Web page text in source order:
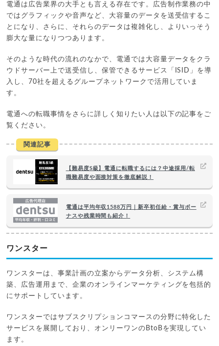
電通は広告業界の大手とも言える存在です。広告制作業務の中
ではグラフィックや音声など、大容量のデータを送受信するこ
とになり、さらに、それらのデータは複雑化し、よりいっそう
膨大な量になりつつあります。
そのような時代の流れのなかで、電通では大容量データをクラ
ウドサーバー上で送受信し、保管できるサービス「ISID」を導
入し、70社を超えるグループネットワークで活用していま
す。
電通への転職事情をさらに詳しく知りたい人は以下の記事をご
覧ください。
関連記事
【難易度S級】電通に転職するには？中途採用/転
職難易度や面接対策を徹底解説！
電通は平均年収1588万円｜新卒初任給・賞与ボー
ナスや残業時間も紹介！
ワンスター
ワンスターは、事業計画の立案からデータ分析、システム構
築、広告運用まで、企業のオンラインマーケティングを包括的
にサポートしています。
ワンスターではサブスクリプションコマースの分野に特化した
サービスを展開しており、オンリーワンのBtoBを実現してい
ます。